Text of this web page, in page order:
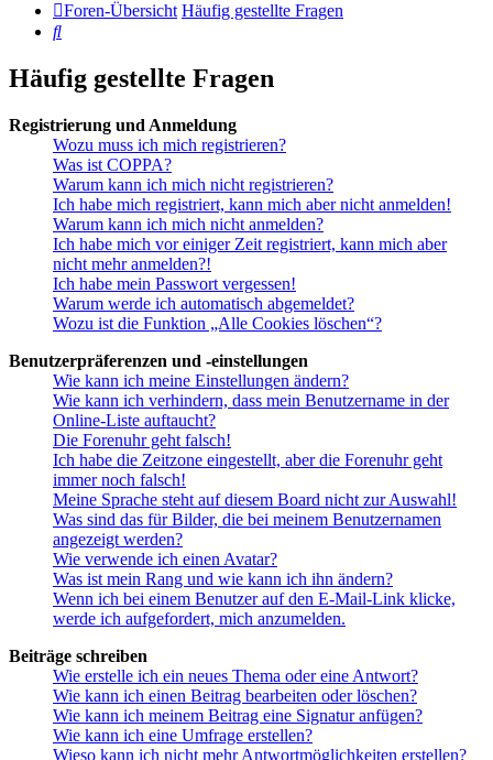
Foren-Übersicht Häufig gestellte Fragen
Suche
Häufig gestellte Fragen
Registrierung und Anmeldung
Wozu muss ich mich registrieren?
Was ist COPPA?
Warum kann ich mich nicht registrieren?
Ich habe mich registriert, kann mich aber nicht anmelden!
Warum kann ich mich nicht anmelden?
Ich habe mich vor einiger Zeit registriert, kann mich aber
nicht mehr anmelden?!
Ich habe mein Passwort vergessen!
Warum werde ich automatisch abgemeldet?
Wozu ist die Funktion „Alle Cookies löschen“?
Benutzerpräferenzen und -einstellungen
Wie kann ich meine Einstellungen ändern?
Wie kann ich verhindern, dass mein Benutzername in der
Online-Liste auftaucht?
Die Forenuhr geht falsch!
Ich habe die Zeitzone eingestellt, aber die Forenuhr geht
immer noch falsch!
Meine Sprache steht auf diesem Board nicht zur Auswahl!
Was sind das für Bilder, die bei meinem Benutzernamen
angezeigt werden?
Wie verwende ich einen Avatar?
Was ist mein Rang und wie kann ich ihn ändern?
Wenn ich bei einem Benutzer auf den E-Mail-Link klicke,
werde ich aufgefordert, mich anzumelden.
Beiträge schreiben
Wie erstelle ich ein neues Thema oder eine Antwort?
Wie kann ich einen Beitrag bearbeiten oder löschen?
Wie kann ich meinem Beitrag eine Signatur anfügen?
Wie kann ich eine Umfrage erstellen?
Wieso kann ich nicht mehr Antwortmöglichkeiten erstellen?